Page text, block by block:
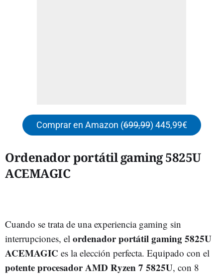
Comprar en Amazon (699,99) 445,99€
Ordenador portátil gaming 5825U
ACEMAGIC
Cuando se trata de una experiencia gaming sin
interrupciones, el ordenador portátil gaming 5825U
ACEMAGIC es la elección perfecta. Equipado con el
potente procesador AMD Ryzen 7 5825U, con 8